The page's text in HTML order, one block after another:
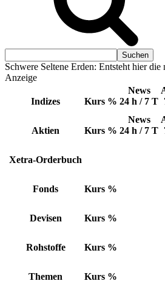
Schwere Seltene Erden: Entsteht hier
Anzeige
Indizes Kurs %
News
24 h / 7 T
Aktien Kurs %
News
24 h / 7 T
Xetra-Orderbuch
Fonds Kurs %
Devisen Kurs %
Rohstoffe Kurs %
Themen Kurs %